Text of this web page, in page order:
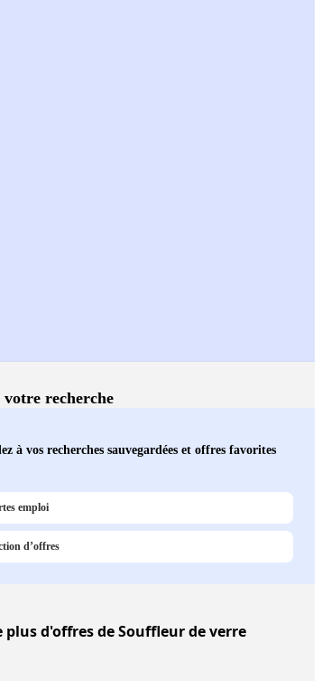
votre recherche
à vos recherches sauvegardées et offres favorites
emploi
d’offres
plus d'offres de Souffleur de verre